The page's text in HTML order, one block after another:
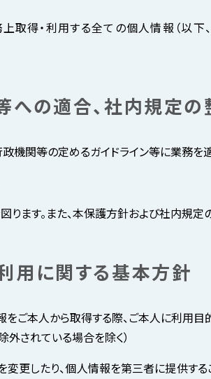
得・利用する全ての個人情報（以下、
への適合、社内規定の
機関等の定めるガイドライン等に業務を
ます。また、本保護方針および社内規定
用に関する基本方針
ご本人から取得する際、ご本人に利用
されている場合を除く）
更したり、個人情報を第三者に提供す